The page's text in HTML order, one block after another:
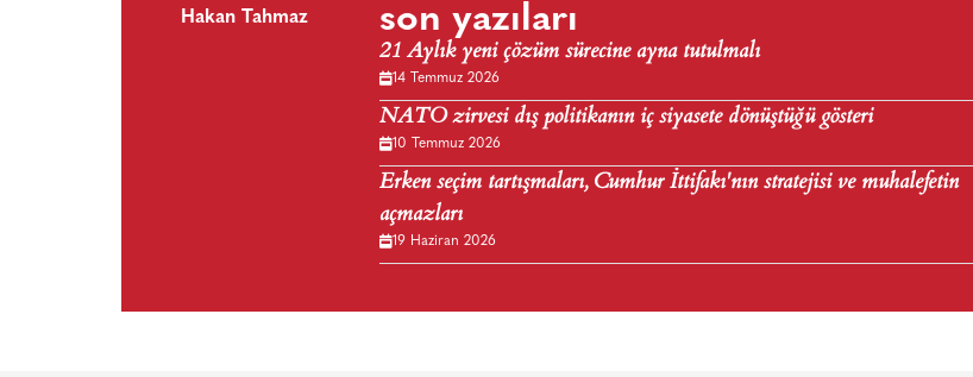
Hakan Tahmaz son yazıları
21 Aylık yeni çözüm sürecine ayna tutulmalı
14 Temmuz 2026
NATO zirvesi dış politikanın iç siyasete dönüştüğü gösteri
10 Temmuz 2026
Erken seçim tartışmaları, Cumhur İttifakı'nın stratejisi ve muhalefetin
açmazları
19 Haziran 2026